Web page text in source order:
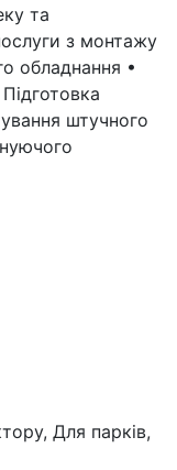
та
з монтажу
обладнання •
штучного
Для парків,